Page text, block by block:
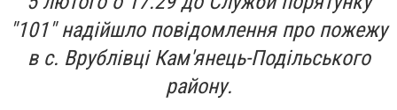
"101" надійшло повідомлення про пожежу
в с. Врублівці Кам'янець-Подільського
району.